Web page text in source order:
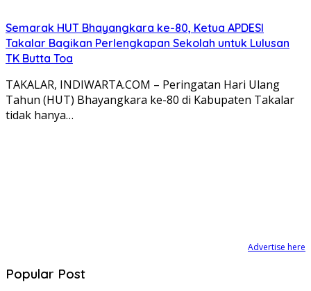
Semarak HUT Bhayangkara ke-80, Ketua APDESI
Takalar Bagikan Perlengkapan Sekolah untuk Lulusan
TK Butta Toa
TAKALAR, INDIWARTA.COM – Peringatan Hari Ulang
Tahun (HUT) Bhayangkara ke-80 di Kabupaten Takalar
tidak hanya…
Advertise here
Popular Post